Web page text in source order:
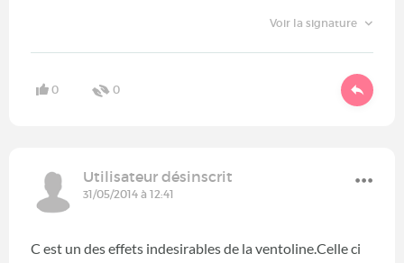
Voir la signature
0 0
Utilisateur désinscrit
31/05/2014 à 12:41
C est un des effets indesirables de la ventoline.Celle ci